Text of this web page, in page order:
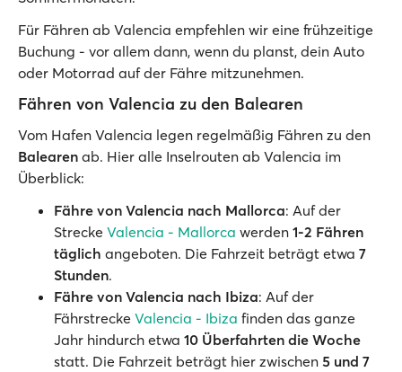
Für Fähren ab Valencia empfehlen wir eine frühzeitige
Buchung - vor allem dann, wenn du planst, dein Auto
oder Motorrad auf der Fähre mitzunehmen.
Fähren von Valencia zu den Balearen
Vom Hafen Valencia legen regelmäßig Fähren zu den
Balearen ab. Hier alle Inselrouten ab Valencia im
Überblick:
Fähre von Valencia nach Mallorca: Auf der
Strecke Valencia - Mallorca werden 1-2 Fähren
täglich angeboten. Die Fahrzeit beträgt etwa 7
Stunden.
Fähre von Valencia nach Ibiza: Auf der
Fährstrecke Valencia - Ibiza finden das ganze
Jahr hindurch etwa 10 Überfahrten die Woche
statt. Die Fahrzeit beträgt hier zwischen 5 und 7